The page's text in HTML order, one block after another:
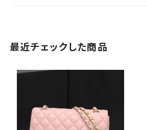
最近チェックした商品